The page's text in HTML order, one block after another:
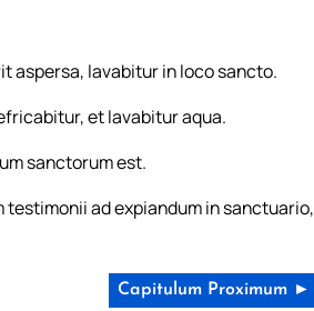
aspersa, lavabitur in loco sancto.
et lavabitur aqua.
sanctorum est.
ad expiandum in sanctuario,
Capitulum Proximum ►